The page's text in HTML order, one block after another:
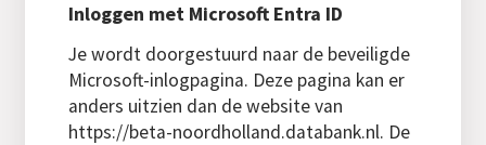
Inloggen met Microsoft Entra ID
Je wordt doorgestuurd naar de beveiligde
Microsoft-inlogpagina. Deze pagina kan er
anders uitzien dan de website van
https://beta-noordholland.databank.nl. De